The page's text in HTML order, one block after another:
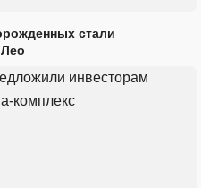
стали